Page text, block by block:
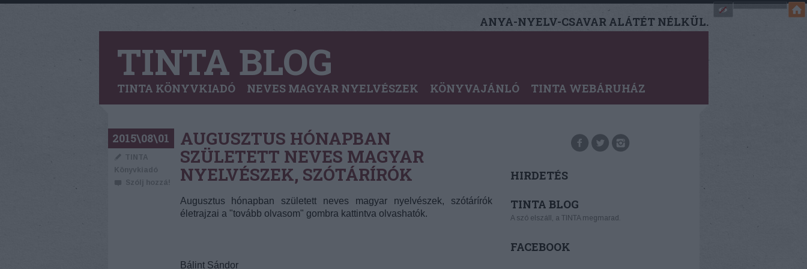
ANYA-NYELV-CSAVAR ALÁTÉT NÉLKÜL.
TINTA BLOG
TINTA KÖNYVKIADÓ NEVES MAGYAR NYELVÉSZEK KÖNYVAJÁNLÓ TINTA WEBÁRUHÁZ
2015\08\01
TINTA
Könyvkiadó
Szólj hozzá!
AUGUSZTUS HÓNAPBAN
SZÜLETETT NEVES MAGYAR
NYELVÉSZEK, SZÓTÁRÍRÓK
Augusztus hónapban született neves magyar nyelvészek, szótárírók
életrajzai a "tovább olvasom" gombra kattintva olvashatók.
Bálint Sándor
HIRDETÉS
TINTA BLOG
A szó elszáll, a TINTA megmarad.
FACEBOOK